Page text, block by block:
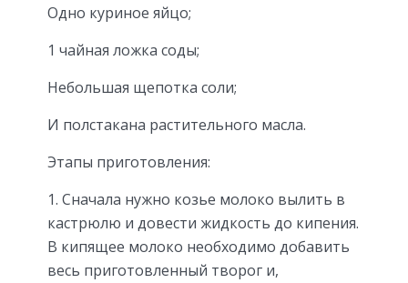
Одно куриное яйцо;
1 чайная ложка соды;
Небольшая щепотка соли;
И полстакана растительного масла.
Этапы приготовления:
1. Сначала нужно козье молоко вылить в
кастрюлю и довести жидкость до кипения.
В кипящее молоко необходимо добавить
весь приготовленный творог и,